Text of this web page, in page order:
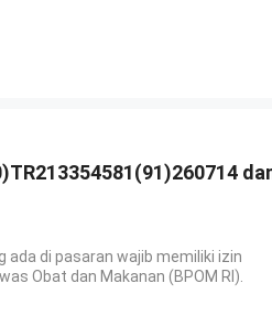
ada di pasaran wajib memiliki izin
Obat dan Makanan (BPOM RI).